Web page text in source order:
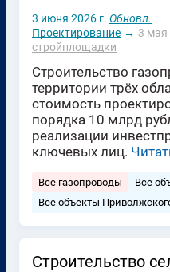
3 июня 2026 г. Обновл.
Проектирование → 3 мая
стройплощадки
Строительство
территории трёх
стоимость
порядка 10 млрд
реализации
ключевых лиц.
Все газопроводы
Все
Все объекты
Строительство